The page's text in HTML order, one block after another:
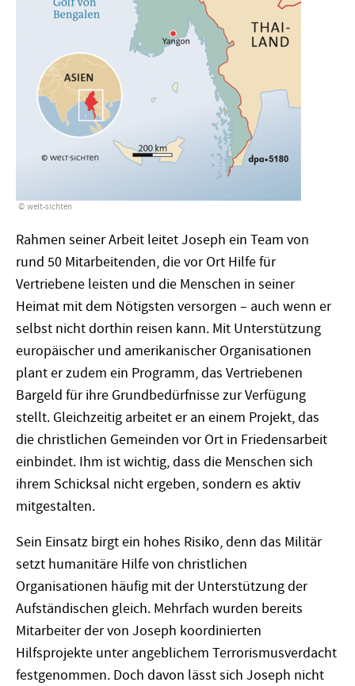
welt-sichten
Rahmen seiner Arbeit leitet Joseph ein Team von
rund 50 Mitarbeitenden, die vor Ort Hilfe für
Vertriebene leisten und die Menschen in seiner
Heimat mit dem Nötigsten versorgen – auch wenn er
selbst nicht dorthin reisen kann. Mit Unterstützung
europäischer und amerikanischer Organisationen
plant er zudem ein Programm, das Vertriebenen
Bargeld für ihre Grundbedürfnisse zur Verfügung
stellt. Gleichzeitig arbeitet er an einem Projekt, das
die christlichen Gemeinden vor Ort in Friedensarbeit
einbindet. Ihm ist wichtig, dass die Menschen sich
ihrem Schicksal nicht ergeben, sondern es aktiv
mitgestalten.
Sein Einsatz birgt ein hohes Risiko, denn das Militär
setzt humanitäre Hilfe von christlichen
Organisationen häufig mit der Unterstützung der
Aufständischen gleich. Mehrfach wurden bereits
Mitarbeiter der von Joseph koordinierten
Hilfsprojekte unter angeblichem Terrorismusverdacht
festgenommen. Doch davon lässt sich Joseph nicht